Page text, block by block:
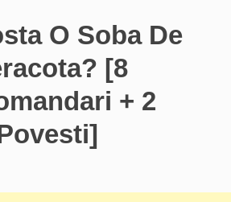
O Soba De
[8
+ 2